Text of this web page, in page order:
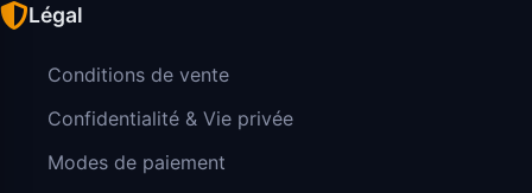
Légal
Conditions de vente
Confidentialité & Vie privée
Modes de paiement